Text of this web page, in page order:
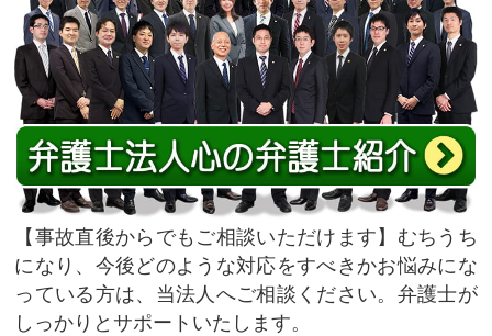
事故直後からでもご相談いただけます
むちうち
になり、今後どのような対応をすべきかお悩みにな
っている方は、当法人へご相談ください。弁護士が
しっかりとサポートいたします。